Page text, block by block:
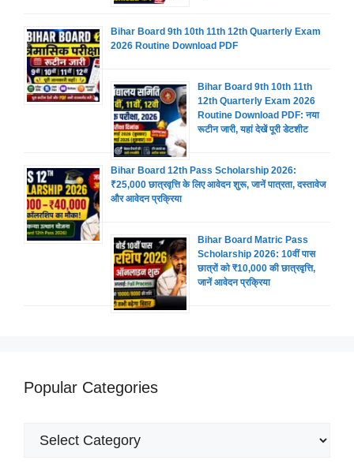
Bihar Board 9th 10th 11th 12th Quarterly Exam
2026 Routine Download PDF
Bihar Board 9th 10th 11th
12th Quarterly Exam 2026
Routine Download PDF: नया
रूटीन जारी, यहां देखें पूरी डेटशीट
Bihar Board 12th Pass Scholarship 2026:
₹25,000 छात्रवृत्ति के लिए आवेदन शुरू, जानें पात्रता, दस्तावेज
और आवेदन प्रक्रिया
Bihar Board Matric Pass
Scholarship 2026: 10वीं पास
छात्रों को ₹10,000 की छात्रवृत्ति,
जानें आवेदन प्रक्रिया
Popular Categories
Popular